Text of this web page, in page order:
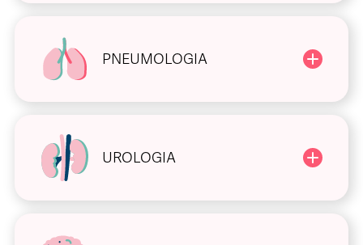
PNEUMOLOGIA
UROLOGIA